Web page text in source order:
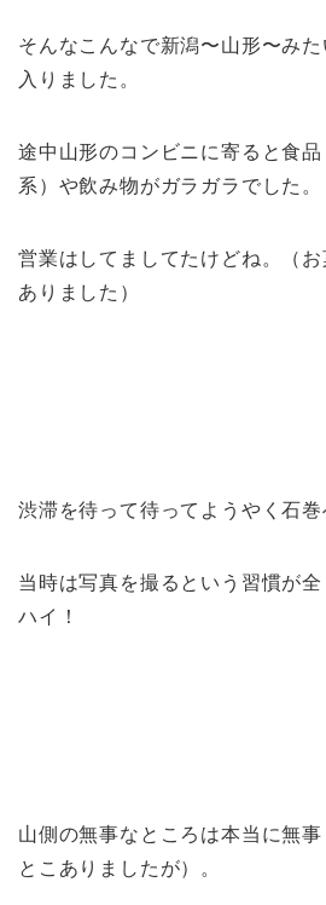
そんなこんなで新潟〜山形〜み
入りました。
途中山形のコンビニに寄ると食
系）や飲み物がガラガラでした。
営業はしてましてたけどね。（
ありました）
渋滞を待って待ってようやく石巻
当時は写真を撮るという習慣が全
ハイ！
山側の無事なところは本当に無
とこありましたが）。